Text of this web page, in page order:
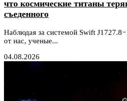
что космические титаны
съеденного
Наблюдая за системой Swift
от нас, ученые...
04.08.2026